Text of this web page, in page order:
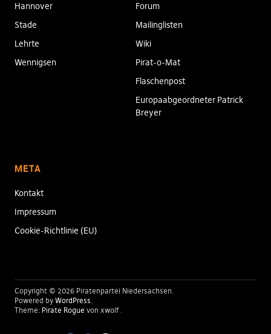
Hannover
Stade
Lehrte
Wennigsen
Forum
Mailinglisten
Wiki
Pirat-o-Mat
Flaschenpost
Europaabgeordneter Patrick
Breyer
META
Kontakt
Impressum
Cookie-Richtlinie (EU)
Copyright © 2026 Piratenpartei Niedersachsen
Powered by WordPress
Theme: Pirate Rogue von xwolf